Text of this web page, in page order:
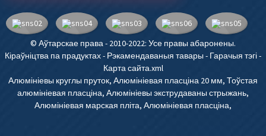
© Аўтарскае права - 2010-2022: Усе правы абаронены.
Кіраўніцтва па прадуктах- Рэкамендаваныя тавары - Гарачыя тэгі-
Карта сайта.xml
Алюмініевы круглы пруток, Алюмініевая пласціна 20 мм, Тоўстая
алюмініевая пласціна, Алюмініевы экструдаваны стрыжань,
Алюмініевая марская пліта, Алюмініевая пласціна,